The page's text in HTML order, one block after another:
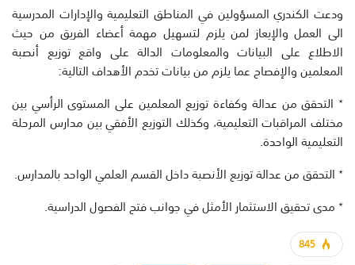
ودعت الكندري المسؤولين في المناطق التعليمية والإدارات المدرسية
الى العمل والإيعاز لمن يلزم لتسهيل مهمة أعضاء الفريق من حيث
الاطلاع على البيانات والمعلومات الدالة على واقع توزيع أنصبة
المعلمين والإفصاح عما يلزم من بيانات تخدم الأهداف التالية:
٭ التحقق من عدالة وكفاءة توزيع المعلمين على المستوى الرأسي بين
مختلف المراقبات التعليمية، وكذلك التوزيع الأفقي بين مدارس المرحلة
التعليمية الواحدة.
٭ التحقق من عدالة توزيع الأنصبة داخل القسم العلمي الواحد بالمدارس.
٭ مدى تحقيق الاستثمار الأمثل في جوانب فتح الفصول الدراسية.
845